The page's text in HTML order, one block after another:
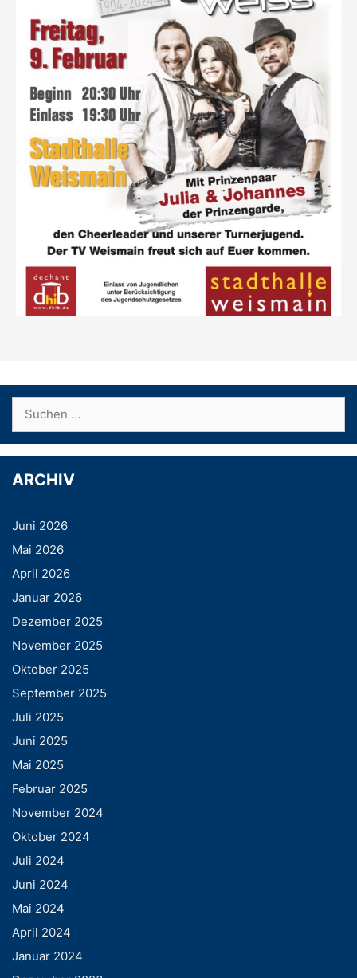
ARCHIV
Juni 2026
Mai 2026
April 2026
Januar 2026
Dezember 2025
November 2025
Oktober 2025
September 2025
Juli 2025
Juni 2025
Mai 2025
Februar 2025
November 2024
Oktober 2024
Juli 2024
Juni 2024
Mai 2024
April 2024
Januar 2024